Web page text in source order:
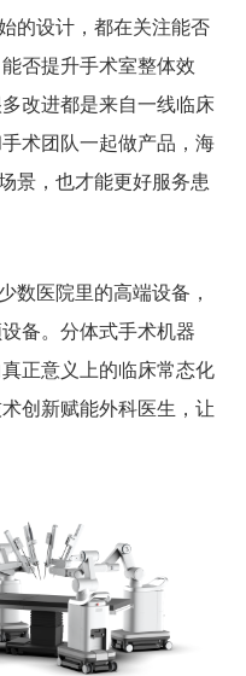
的设计，都在关注能否
否提升手术室整体效
改进都是来自一线临床
术团队一起做产品，海
景，也才能更好服务患
数医院里的高端设备，
备。分体式手术机器
正意义上的临床常态化
创新赋能外科医生，让